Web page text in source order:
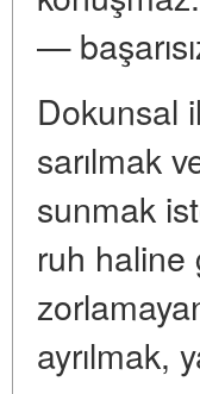
—
Dokunsal
sarılmak
sunmak
ruh haline
ayrılmak,